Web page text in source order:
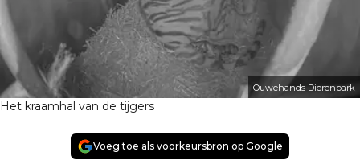
Ouwehands Dierenpark
Het kraamhal van de tijgers
Voeg toe als voorkeursbron op Google